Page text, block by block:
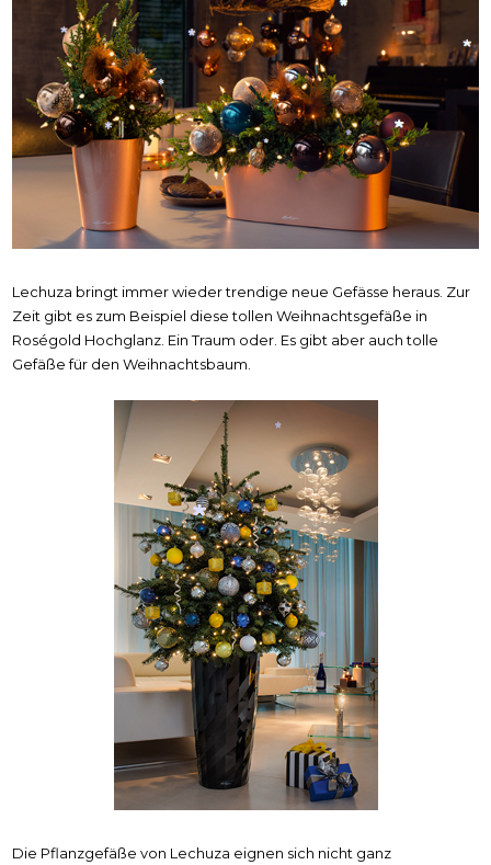
Lechuza bringt immer wieder trendige neue Gefässe heraus. Zur
Zeit gibt es zum Beispiel diese tollen Weihnachtsgefäße in
Roségold Hochglanz. Ein Traum oder. Es gibt aber auch tolle
Gefäße für den Weihnachtsbaum.
Die Pflanzgefäße von Lechuza eignen sich nicht ganz